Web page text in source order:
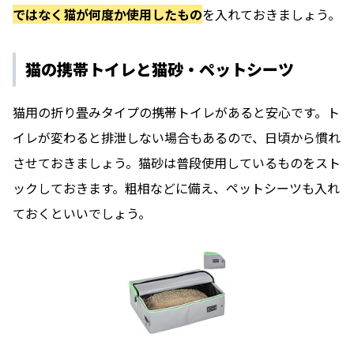
ではなく猫が何度か使用したものを入れておきましょう。
猫の携帯トイレと猫砂・ペットシーツ
猫用の折り畳みタイプの携帯トイレがあると安心です。ト
イレが変わると排泄しない場合もあるので、日頃から慣れ
させておきましょう。猫砂は普段使用しているものをスト
ックしておきます。粗相などに備え、ペットシーツも入れ
ておくといいでしょう。